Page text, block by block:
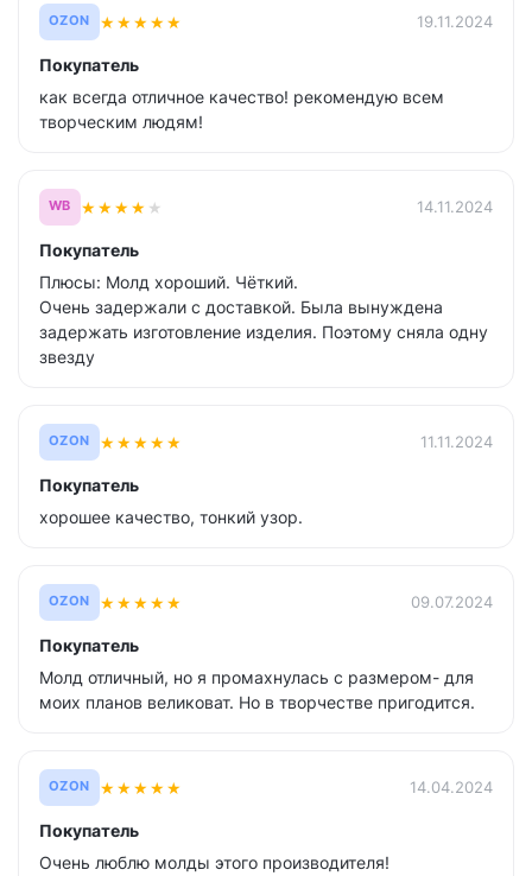
OZON ★★★★★ 19.11.2024
Покупатель
как всегда отличное качество! рекомендую всем
творческим людям!
WB ★★★★ ★ 14.11.2024
Покупатель
Плюсы: Молд хороший. Чёткий.
Очень задержали с доставкой. Была вынуждена
задержать изготовление изделия. Поэтому сняла одну
звезду
OZON ★★★★★ 11.11.2024
Покупатель
хорошее качество, тонкий узор.
OZON ★★★★★ 09.07.2024
Покупатель
Молд отличный, но я промахнулась с размером- для
моих планов великоват. Но в творчестве пригодится.
OZON ★★★★★ 14.04.2024
Покупатель
Очень люблю молды этого производителя!